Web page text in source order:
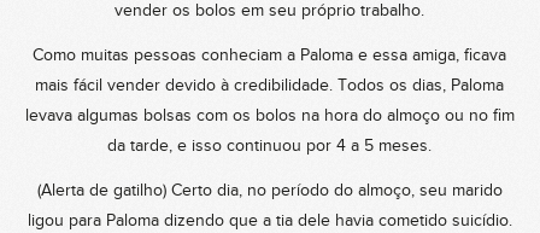
vender os bolos em seu próprio trabalho.
Como muitas pessoas conheciam a Paloma e essa amiga, ficava
mais fácil vender devido à credibilidade. Todos os dias, Paloma
levava algumas bolsas com os bolos na hora do almoço ou no fim
da tarde, e isso continuou por 4 a 5 meses.
(Alerta de gatilho) Certo dia, no período do almoço, seu marido
ligou para Paloma dizendo que a tia dele havia cometido suicídio.